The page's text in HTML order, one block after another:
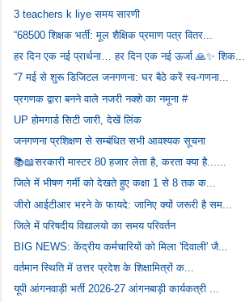
3 teachers k liye समय सारणी
“68500 शिक्षक भर्ती: मूल शैक्षिक प्रमाण पत्र वितर...
हर दिन एक नई प्रार्थना… हर दिन एक नई ऊर्जा 🙏✨ शिक...
“7 मई से शुरू डिजिटल जनगणना: घर बैठे करें स्व-गणना...
प्रगणक द्वारा बनने वाले नजरी नक्शे का नमूना #
UP होमगार्ड सिटी जारी, देखें लिंक
जनगणना प्रशिक्षण से सम्बंधित सभी आवश्यक सूचना
📚📖सरकारी मास्टर 80 हजार लेता है, करता क्या है......
जिले में भीषण गर्मी को देखते हुए कक्षा 1 से 8 तक क...
जीरो आईटीआर भरने के फायदे: जानिए क्यों जरूरी है सम...
जिले में परिषदीय विद्यालयो का समय परिवर्तन
BIG NEWS: केंद्रीय कर्मचारियों को मिला 'दिवाली' जै...
वर्तमान स्थिति में उत्तर प्रदेश के शिक्षामित्रों क...
यूपी आंगनवाड़ी भर्ती 2026-27 आंगनबाड़ी कार्यकत्री ...